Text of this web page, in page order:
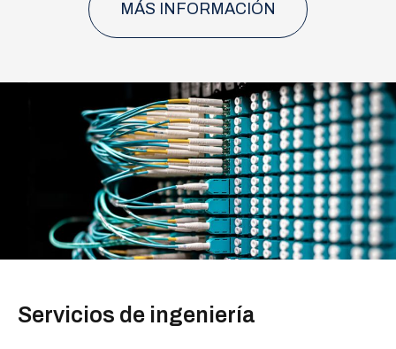
MÁS INFORMACIÓN
Servicios de ingeniería